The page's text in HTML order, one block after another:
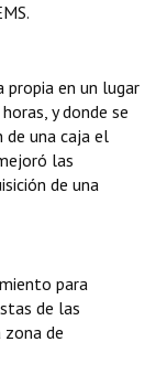
propia en un lugar
y donde se
de una caja el
las
de una
para
de las
de